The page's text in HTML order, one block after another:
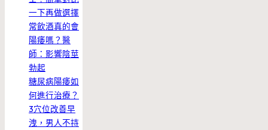
一下再做選擇
常飲酒真的會
陽痿嗎？醫
師：影響陰莖
勃起
糖尿病陽痿如
何進行治療？
3穴位改善早
洩，男人不持